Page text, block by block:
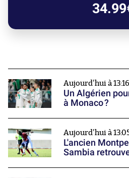
Aujourd'hui à 13:16
Un Algérien
à Monaco ?
Aujourd'hui à
L'ancien
Sambia